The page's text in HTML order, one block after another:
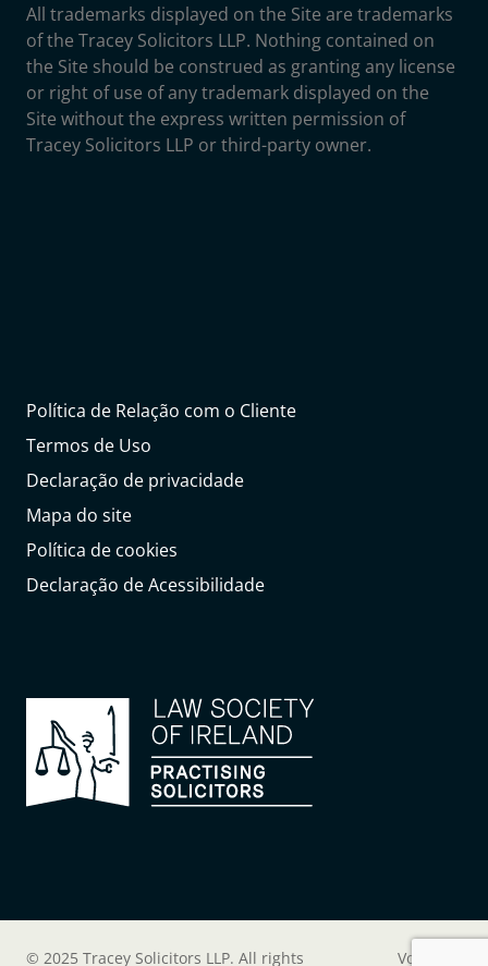
All trademarks displayed on the Site are trademarks
of the Tracey Solicitors LLP. Nothing contained on
the Site should be construed as granting any license
or right of use of any trademark displayed on the
Site without the express written permission of
Tracey Solicitors LLP or third-party owner.
Política de Relação com o Cliente
Termos de Uso
Declaração de privacidade
Mapa do site
Política de cookies
Declaração de Acessibilidade
© 2025 Tracey Solicitors LLP. All rights Voltar ao